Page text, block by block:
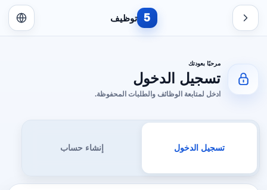
5 توظيف
مرحبًا بعودتك
تسجيل الدخول
ادخل لمتابعة الوظائف والطلبات المحفوظة.
تسجيل الدخول إنشاء حساب